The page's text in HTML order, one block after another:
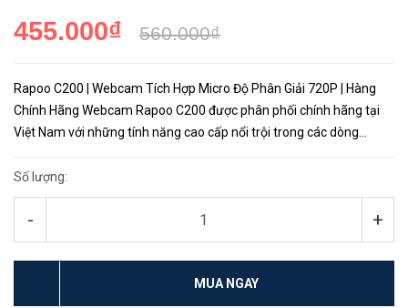
455.000₫ 560.000₫
Rapoo C200 | Webcam Tích Hợp Micro Độ Phân Giải 720P | Hàng
Chính Hãng Webcam Rapoo C200 được phân phối chính hãng tại
Việt Nam với những tính năng cao cấp nổi trội trong các dòng
webca...
Số lượng:
- +
MUA NGAY